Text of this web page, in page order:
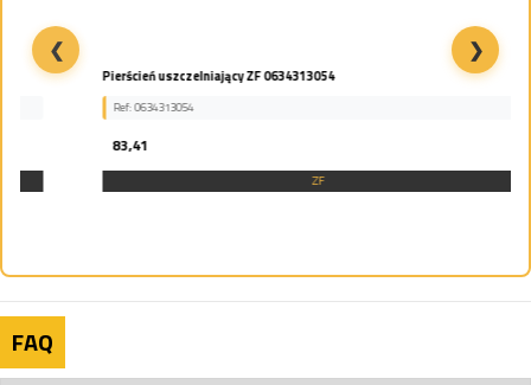
Pierścień uszczelniający ZF 0634313054
Ref: 0634313054
❮ ❯
FAQ